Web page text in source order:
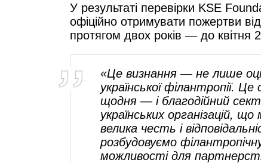
У результаті перевірки KSE
офіційно отримувати пожертви
протягом двох років — до квітня
«Це визнання — не лише
української філантропії.
щодня — і благодійний
українських організацій,
велика честь і
розбудовуємо
можливості для